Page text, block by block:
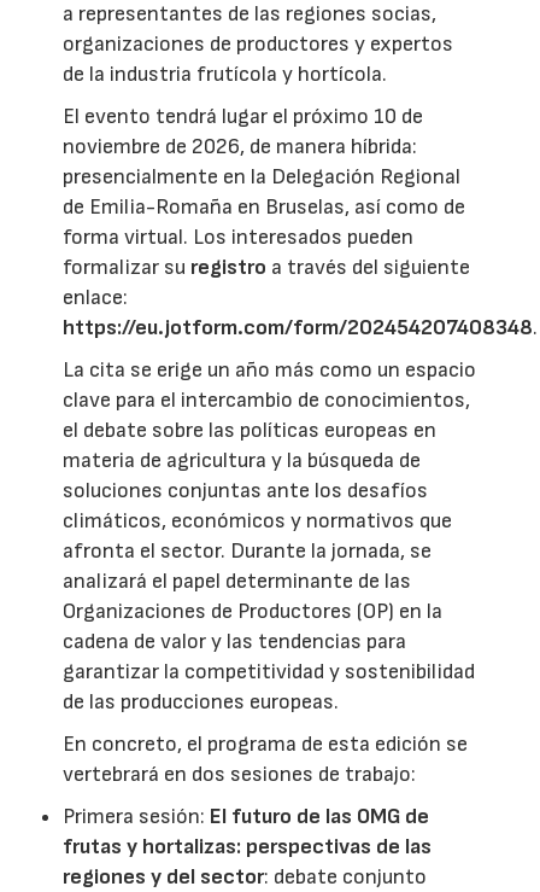
a representantes de las regiones socias,
organizaciones de productores y expertos
de la industria frutícola y hortícola.
El evento tendrá lugar el próximo 10 de
noviembre de 2026, de manera híbrida:
presencialmente en la Delegación Regional
de Emilia-Romaña en Bruselas, así como de
forma virtual. Los interesados pueden
formalizar su registro a través del siguiente
enlace:
https://eu.jotform.com/form/202454207408348.
La cita se erige un año más como un espacio
clave para el intercambio de conocimientos,
el debate sobre las políticas europeas en
materia de agricultura y la búsqueda de
soluciones conjuntas ante los desafíos
climáticos, económicos y normativos que
afronta el sector. Durante la jornada, se
analizará el papel determinante de las
Organizaciones de Productores (OP) en la
cadena de valor y las tendencias para
garantizar la competitividad y sostenibilidad
de las producciones europeas.
En concreto, el programa de esta edición se
vertebrará en dos sesiones de trabajo:
Primera sesión: El futuro de las OMG de
frutas y hortalizas: perspectivas de las
regiones y del sector: debate conjunto